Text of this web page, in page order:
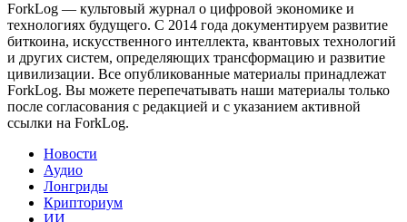
ForkLog — культовый журнал о цифровой экономике и
технологиях будущего. С 2014 года документируем развитие
биткоина, искусственного интеллекта, квантовых технологий
и других систем, определяющих трансформацию и развитие
цивилизации. Все опубликованные материалы принадлежат
ForkLog. Вы можете перепечатывать наши материалы только
после согласования с редакцией и с указанием активной
ссылки на ForkLog.
Новости
Аудио
Лонгриды
Крипториум
ИИ